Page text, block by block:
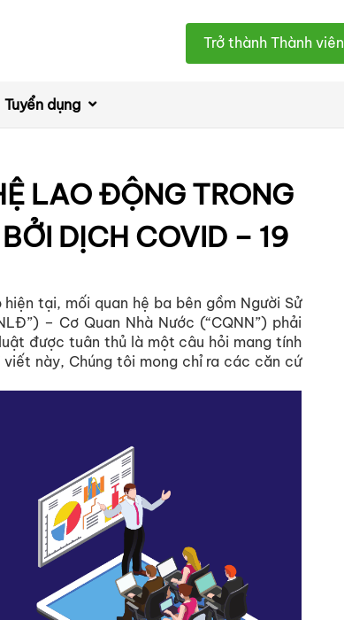
Trở thành Thành viên
Tuyển dụng
LAO ĐỘNG TRONG
DỊCH COVID – 19
tại, mối quan hệ ba bên gồm Người Sử
– Cơ Quan Nhà Nước (“CQNN”) phải
được tuân thủ là một câu hỏi mang tính
này, Chúng tôi mong chỉ ra các căn cứ